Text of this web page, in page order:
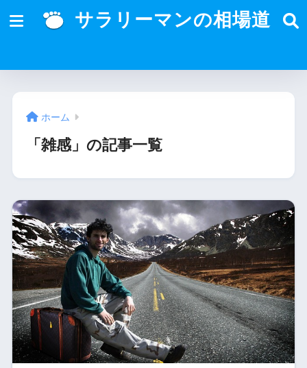
サラリーマンの相場道
ホーム
「雑感」の記事一覧